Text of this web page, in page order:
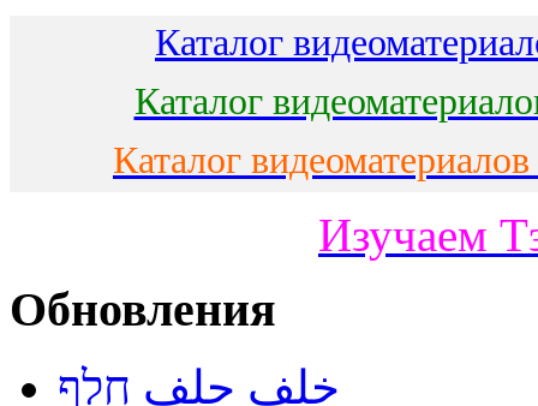
Каталог
Каталог
Каталог
Изучаем
Обновления
خلف حلف חלף